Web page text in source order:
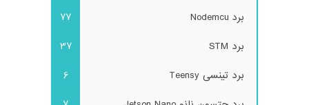
برد Nodemcu
77
برد STM
37
برد تینسی Teensy
6